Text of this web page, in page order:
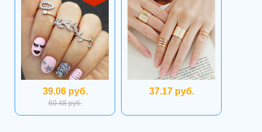
39.06 руб.
60.48 руб.
37.17 руб.